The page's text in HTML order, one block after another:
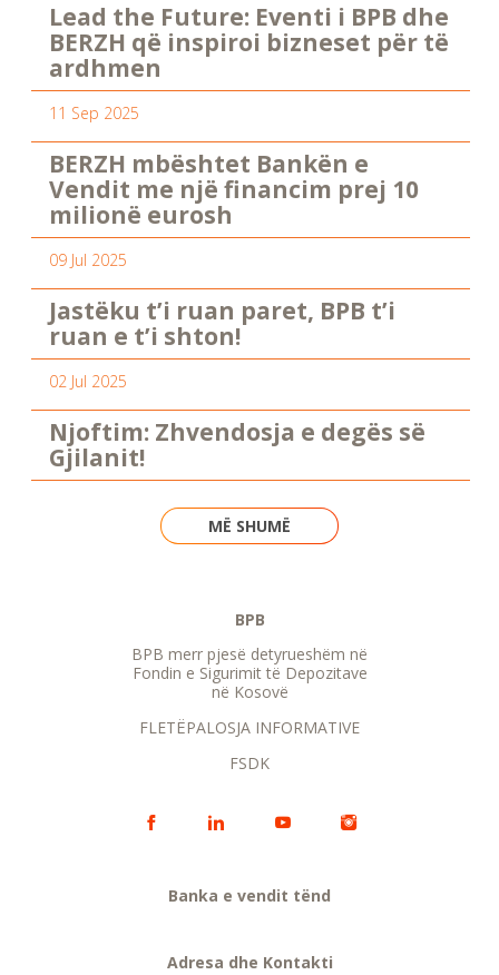
Lead the Future: Eventi i BPB dhe
BERZH që inspiroi bizneset për të
ardhmen
11 Sep 2025
BERZH mbështet Bankën e
Vendit me një financim prej 10
milionë eurosh
09 Jul 2025
Jastëku t’i ruan paret, BPB t’i
ruan e t’i shton!
02 Jul 2025
Njoftim: Zhvendosja e degës së
Gjilanit!
MË SHUMË
BPB
BPB merr pjesë detyrueshëm në
Fondin e Sigurimit të Depozitave
në Kosovë
FLETËPALOSJA INFORMATIVE
FSDK
Banka e vendit tënd
Adresa dhe Kontakti